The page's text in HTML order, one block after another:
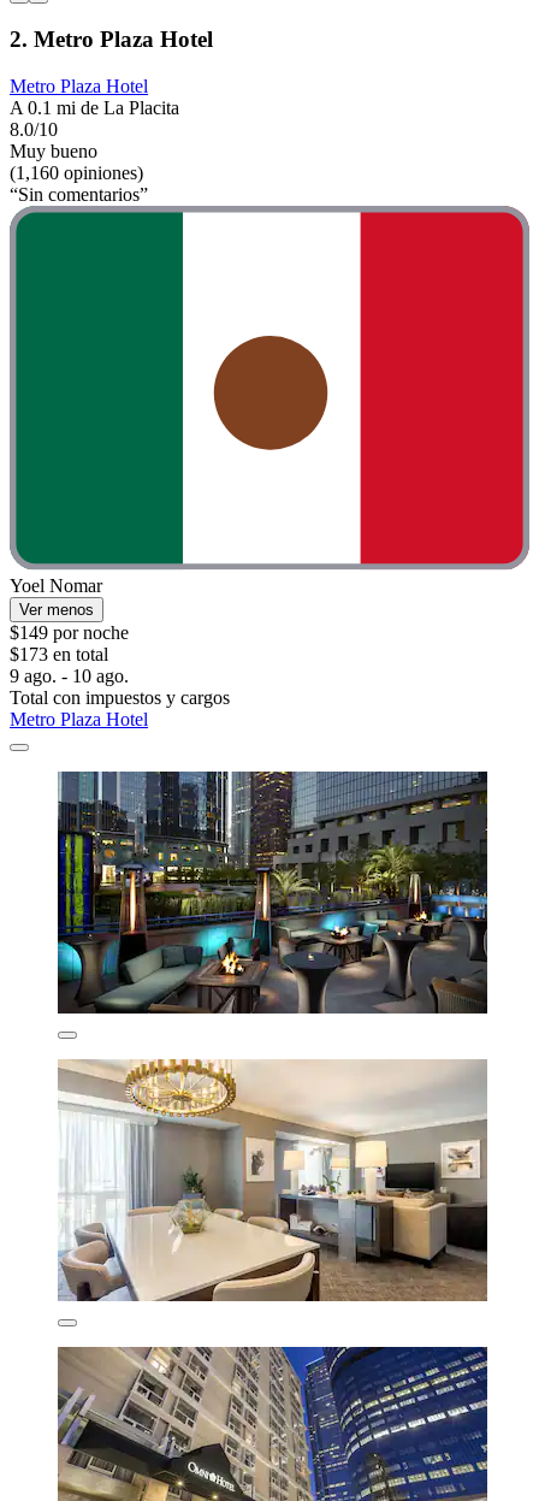
2. Metro Plaza Hotel
Metro Plaza Hotel
A 0.1 mi de La Placita
8.0/10
Muy bueno
(1,160 opiniones)
“Sin comentarios”
Yoel Nomar
Ver menos
$149 por noche
$173 en total
9 ago. - 10 ago.
Total con impuestos y cargos
Metro Plaza Hotel